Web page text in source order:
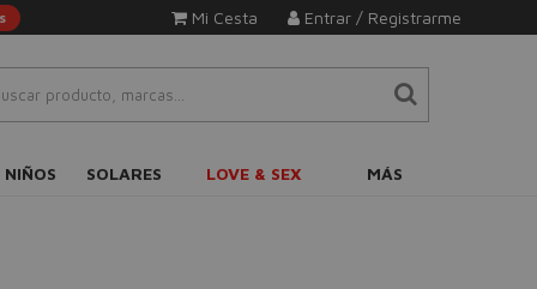
Entrar / Registrarme
Mi Cesta
NIÑOS SOLARES LOVE & SEX MÁS